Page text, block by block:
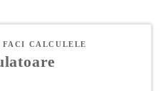
CALCULELE